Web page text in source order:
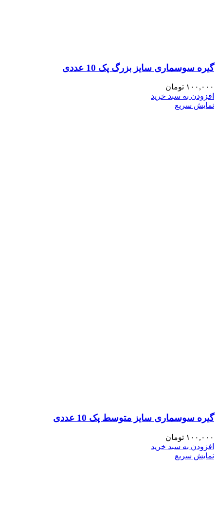
گیره سوسماری سایز بزرگ پک 10 عددی
۱۰۰,۰۰۰ تومان
افزودن به سبد خرید
نمایش سریع
گیره سوسماری سایز متوسط پک 10 عددی
۱۰۰,۰۰۰ تومان
افزودن به سبد خرید
نمایش سریع